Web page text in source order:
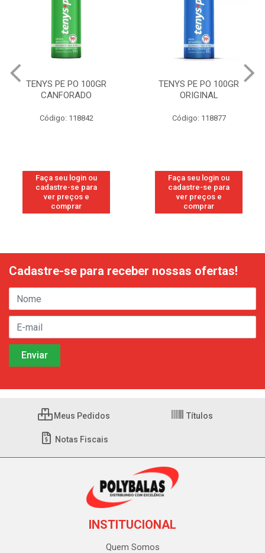
TENYS PE PO 100GR
CANFORADO
Código: 118842
Faça seu login ou
cadastre-se para
ver preços e
comprar
TENYS PE PO 100GR
ORIGINAL
Código: 118877
Faça seu login ou
cadastre-se para
ver preços e
comprar
Cadastre-se para receber nossas ofertas!
Meus Pedidos Títulos
Notas Fiscais
INSTITUCIONAL
Quem Somos